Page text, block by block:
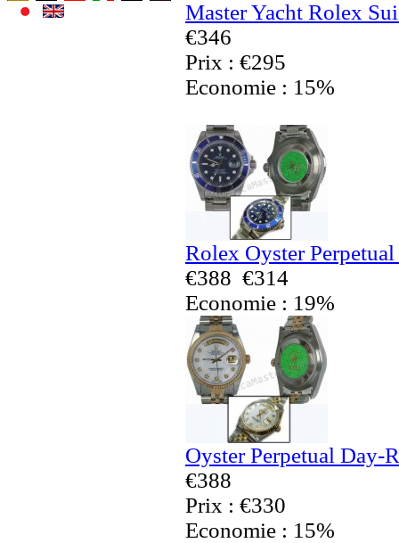
Master Yacht Rolex
€346
Prix : €295
Economie : 15%
Rolex Oyster
€388 €314
Economie : 19%
Oyster Perpetual Day-
€388
Prix : €330
Economie : 15%